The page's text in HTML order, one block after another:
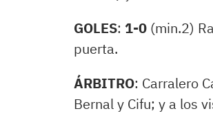
GOLES: 1-0 (min.2)
puerta.
ÁRBITRO: Carralero
Bernal y Cifu; y a los